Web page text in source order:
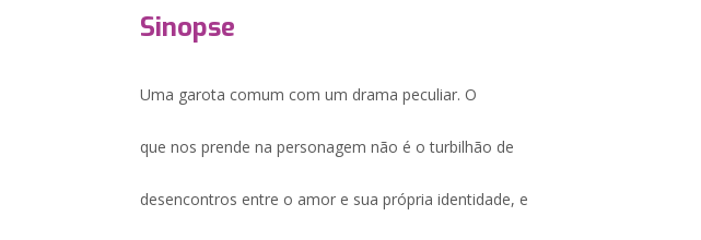
Sinopse
Uma garota comum com um drama peculiar. O
que nos prende na personagem não é o turbilhão de
desencontros entre o amor e sua própria identidade, e